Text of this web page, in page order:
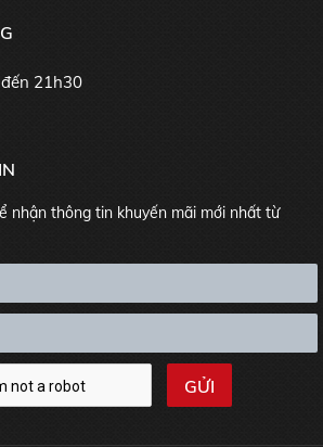
21h30
nhận thông tin khuyến mãi mới nhất từ